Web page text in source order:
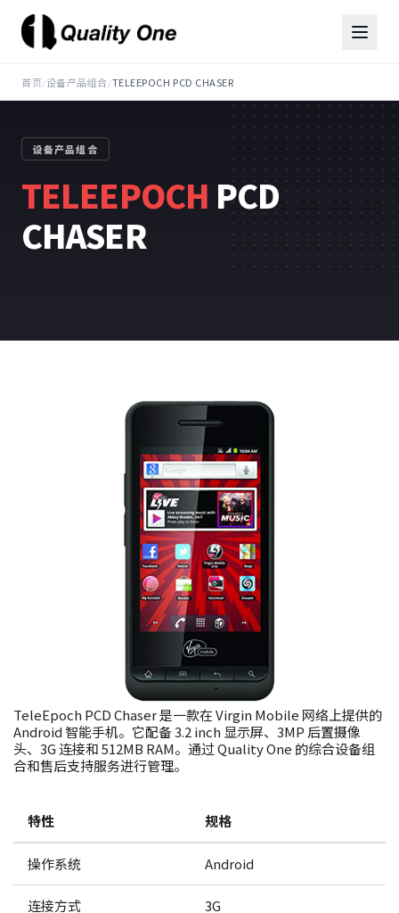
首页/设备产品组合/TELEEPOCH PCD CHASER
设备产品组合
TELEEPOCH PCD
CHASER
TeleEpoch PCD Chaser 是一款在 Virgin Mobile 网络上提供的
Android 智能手机。它配备 3.2 inch 显示屏、3MP 后置摄像
头、3G 连接和 512MB RAM。通过 Quality One 的综合设备组
合和售后支持服务进行管理。
特性 规格
操作系统 Android
连接方式 3G